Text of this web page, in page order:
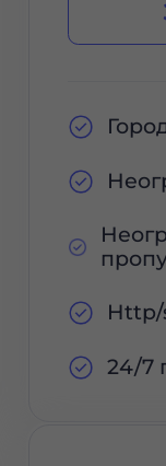
Http/
24/7